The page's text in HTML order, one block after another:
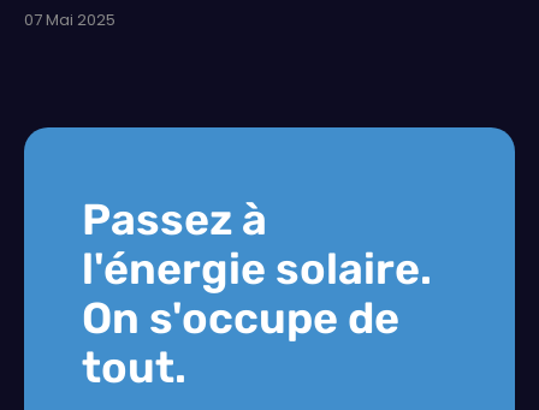
07 Mai 2025
Passez à
l'énergie solaire.
On s'occupe de
tout.